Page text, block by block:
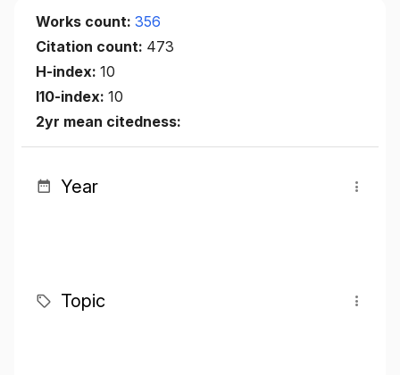
Works count: 356
Citation count: 473
H-index: 10
I10-index: 10
2yr mean citedness:
Year
Topic